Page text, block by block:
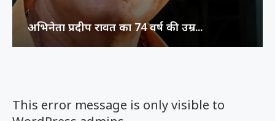
This error message is only visible to
अभिनेता प्रदीप रावत का 74 वर्ष की उम्र...